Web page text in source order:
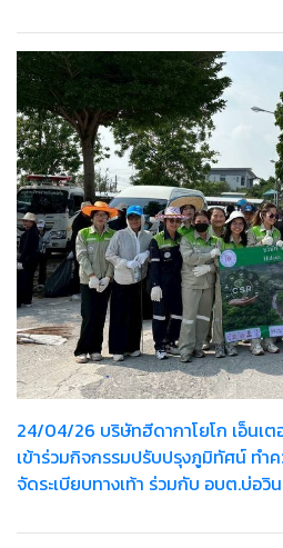
24/04/26 บริษัทฮีดากาโยโก เอ็นเตอร์ไพรส์ จำกัด สาขาบ่อวิน
เข้าร่วมกิจกรรมปรับปรุงภูมิทัศน์ ทำ
จัดระเบียบทางเท้า ร่วมกับ อบต.บ่อวิน